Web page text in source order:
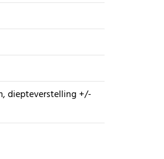
diepteverstelling +/-